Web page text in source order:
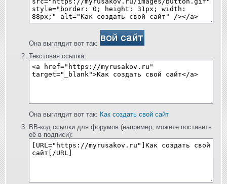
Она выглядит вот так:
Текстовая ссылка:
Она выглядит вот так: Как создать свой сайт
BB-код ссылки для форумов (например, можете поставить
её в подписи):